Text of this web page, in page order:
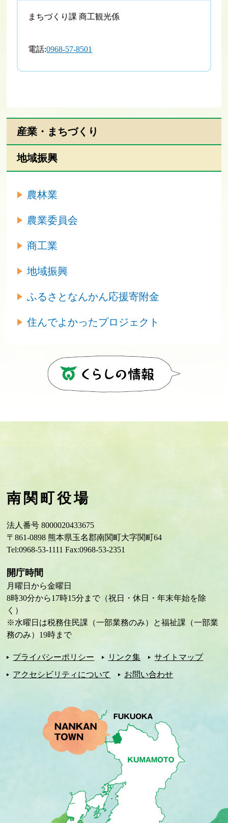
まちづくり課 商工観光係
電話:0968-57-8501
産業・まちづくり
地域振興
農林業
農業委員会
商工業
地域振興
ふるさとなんかん応援寄附金
住んでよかったプロジェクト
南関町役場
法人番号 8000020433675
〒861-0898 熊本県玉名郡南関町大字関町64
Tel:0968-53-1111 Fax:0968-53-2351
開庁時間
月曜日から金曜日
8時30分から17時15分まで（祝日・休日・年末年始を除
く）
※水曜日は税務住民課（一部業務のみ）と福祉課（一部業
務のみ）19時まで
プライバシーポリシー リンク集
サイトマップ
アクセシビリティについて
お問い合わせ